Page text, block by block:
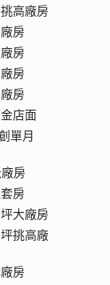
高廠房
房
房
房
房
店面
單月
房
房
大廠房
挑高廠
房